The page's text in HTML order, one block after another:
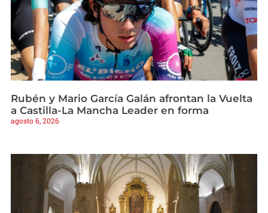
Rubén y Mario García Galán afrontan la Vuelta
a Castilla-La Mancha Leader en forma
agosto 6, 2026